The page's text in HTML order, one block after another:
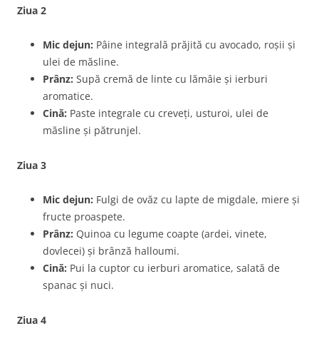
Ziua 2
Mic dejun: Pâine integrală prăjită cu avocado, roșii și
ulei de măsline.
Prânz: Supă cremă de linte cu lămâie și ierburi
aromatice.
Cină: Paste integrale cu creveți, usturoi, ulei de
măsline și pătrunjel.
Ziua 3
Mic dejun: Fulgi de ovăz cu lapte de migdale, miere și
fructe proaspete.
Prânz: Quinoa cu legume coapte (ardei, vinete,
dovlecei) și brânză halloumi.
Cină: Pui la cuptor cu ierburi aromatice, salată de
spanac și nuci.
Ziua 4